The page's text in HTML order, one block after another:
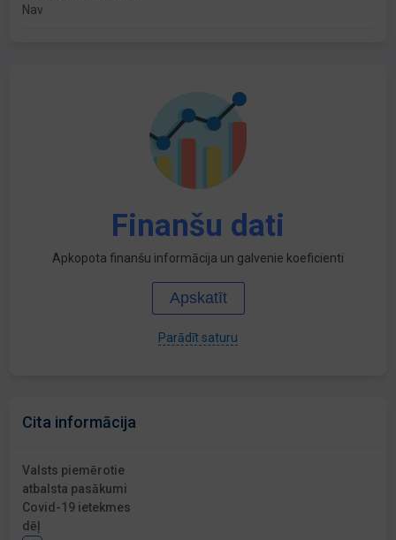
Nav
Finanšu dati
Apkopota finanšu informācija un galvenie koeficienti
Apskatīt
Parādīt saturu
Cita informācija
Valsts piemērotie
atbalsta pasākumi
Covid-19 ietekmes
dēļ